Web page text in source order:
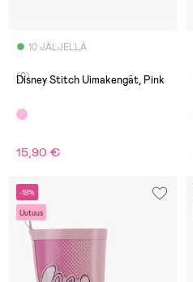
10 JÄLJELLÄ
(0)
Disney Stitch Uimakengät, Pink
15,90 €
-19%
Uutuus